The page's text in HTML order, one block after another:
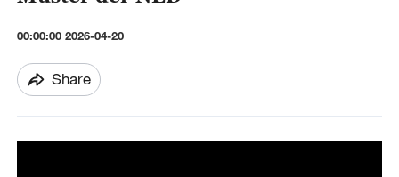
00:00:00 2026-04-20
Share